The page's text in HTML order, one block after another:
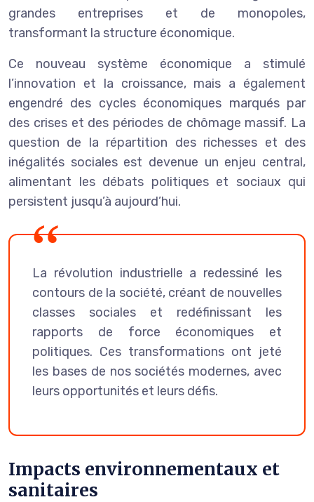
grandes entreprises et de monopoles,
transformant la structure économique.
Ce nouveau système économique a stimulé
l’innovation et la croissance, mais a également
engendré des cycles économiques marqués par
des crises et des périodes de chômage massif. La
question de la répartition des richesses et des
inégalités sociales est devenue un enjeu central,
alimentant les débats politiques et sociaux qui
persistent jusqu’à aujourd’hui.
La révolution industrielle a redessiné les
contours de la société, créant de nouvelles
classes sociales et redéfinissant les
rapports de force économiques et
politiques. Ces transformations ont jeté
les bases de nos sociétés modernes, avec
leurs opportunités et leurs défis.
Impacts environnementaux et
sanitaires